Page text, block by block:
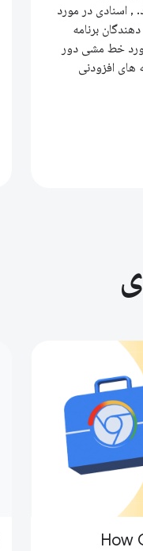
, اسنادی در مورد
برنامه
خط مشی دور
های افزودنی
How